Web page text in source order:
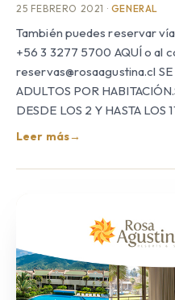
25 FEBRERO 2021 · GENERAL
También puedes reservar
+56 3 3277 5700 AQUÍ o al
reservas@rosaagustina.cl
ADULTOS POR
DESDE LOS 2 Y HASTA LOS
Leer más→